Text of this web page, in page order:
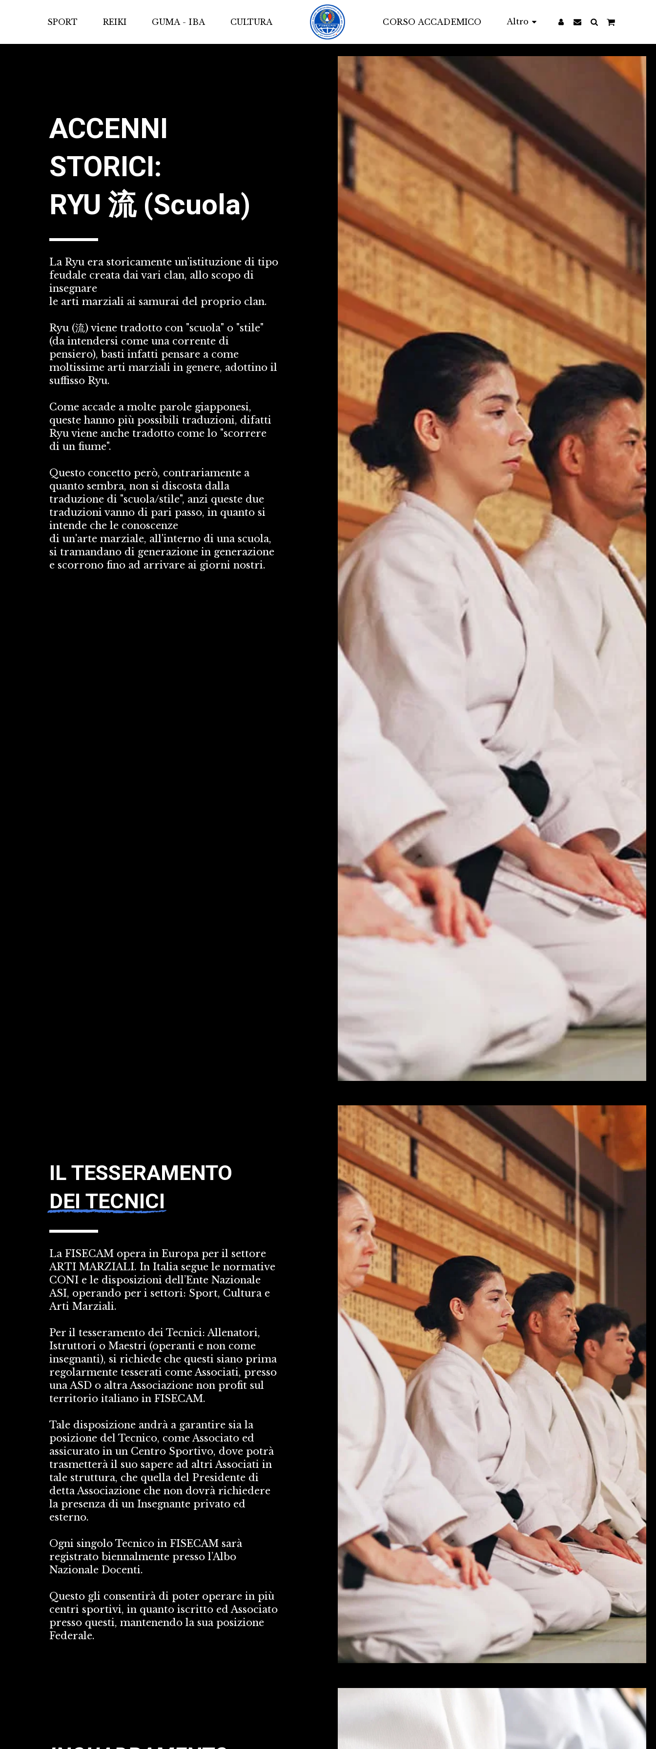
SPORT REIKI GUMA - IBA CULTURA CORSO ACCADEMICO Altro
ACCENNI
STORICI:
RYU 流 (Scuola)
La Ryu era storicamente un'istituzione di tipo
feudale creata dai vari clan, allo scopo di
insegnare
le arti marziali ai samurai del proprio clan.
Ryu (流) viene tradotto con "scuola" o "stile"
(da intendersi come una corrente di
pensiero), basti infatti pensare a come
moltissime arti marziali in genere, adottino il
suffisso Ryu.
Come accade a molte parole giapponesi,
queste hanno più possibili traduzioni, difatti
Ryu viene anche tradotto come lo "scorrere
di un fiume".
Questo concetto però, contrariamente a
quanto sembra, non si discosta dalla
traduzione di "scuola/stile", anzi queste due
traduzioni vanno di pari passo, in quanto si
intende che le conoscenze
di un'arte marziale, all'interno di una scuola,
si tramandano di generazione in generazione
e scorrono fino ad arrivare ai giorni nostri.
IL TESSERAMENTO
DEI TECNICI
La FISECAM opera in Europa per il settore
ARTI MARZIALI. In Italia segue le normative
CONI e le disposizioni dell’Ente Nazionale
ASI, operando per i settori: Sport, Cultura e
Arti Marziali.
Per il tesseramento dei Tecnici: Allenatori,
Istruttori o Maestri (operanti e non come
insegnanti), si richiede che questi siano prima
regolarmente tesserati come Associati, presso
una ASD o altra Associazione non profit sul
territorio italiano in FISECAM.
Tale disposizione andrà a garantire sia la
posizione del Tecnico, come Associato ed
assicurato in un Centro Sportivo, dove potrà
trasmetterà il suo sapere ad altri Associati in
tale struttura, che quella del Presidente di
detta Associazione che non dovrà richiedere
la presenza di un Insegnante privato ed
esterno.
Ogni singolo Tecnico in FISECAM sarà
registrato biennalmente presso l’Albo
Nazionale Docenti.
Questo gli consentirà di poter operare in più
centri sportivi, in quanto iscritto ed Associato
presso questi, mantenendo la sua posizione
Federale.